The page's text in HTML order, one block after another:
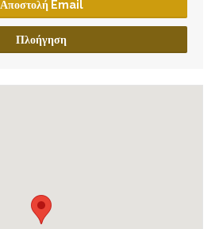
Αποστολή Email
Πλοήγηση